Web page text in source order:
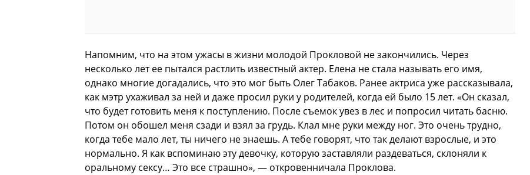
Напомним, что на этом ужасы в жизни молодой Прокловой не закончились. Через
несколько лет ее пытался растлить известный актер. Елена не стала называть его имя,
однако многие догадались, что это мог быть Олег Табаков. Ранее актриса уже рассказывала,
как мэтр ухаживал за ней и даже просил руки у родителей, когда ей было 15 лет. «Он сказал,
что будет готовить меня к поступлению. После съемок увез в лес и попросил читать басню.
Потом он обошел меня сзади и взял за грудь. Клал мне руки между ног. Это очень трудно,
когда тебе мало лет, ты ничего не знаешь. А тебе говорят, что так делают взрослые, и это
нормально. Я как вспоминаю эту девочку, которую заставляли раздеваться, склоняли к
оральному сексу… Это все страшно», — откровенничала Проклова.